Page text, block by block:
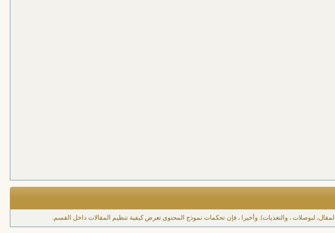
لبوصلات ، والتغذيات). وأخيرا ، فإن تحكمات نموذج المحتوى تعرض كيفية تنظيم المقالات داخل القسم.